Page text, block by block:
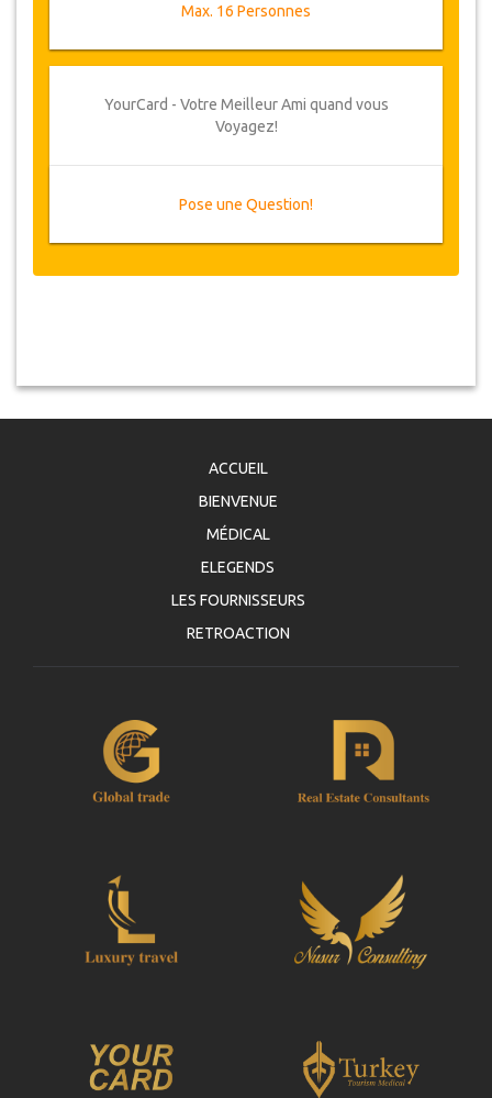
Max. 16 Personnes
YourCard - Votre Meilleur Ami quand vous
Voyagez!
Pose une Question!
ACCUEIL
BIENVENUE
MÉDICAL
ELEGENDS
LES FOURNISSEURS
RETROACTION